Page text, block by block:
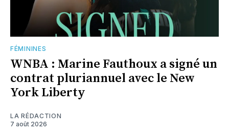
FÉMININES
WNBA : Marine Fauthoux a signé un
contrat pluriannuel avec le New
York Liberty
LA RÉDACTION
7 août 2026